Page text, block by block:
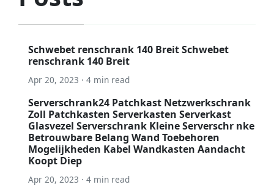
Schwebet renschrank 140 Breit Schwebet
renschrank 140 Breit
Apr 20, 2023 · 4 min read
Serverschrank24 Patchkast Netzwerkschrank
Zoll Patchkasten Serverkasten Serverkast
Glasvezel Serverschrank Kleine Serverschr nke
Betrouwbare Belang Wand Toebehoren
Mogelijkheden Kabel Wandkasten Aandacht
Koopt Diep
Apr 20, 2023 · 4 min read